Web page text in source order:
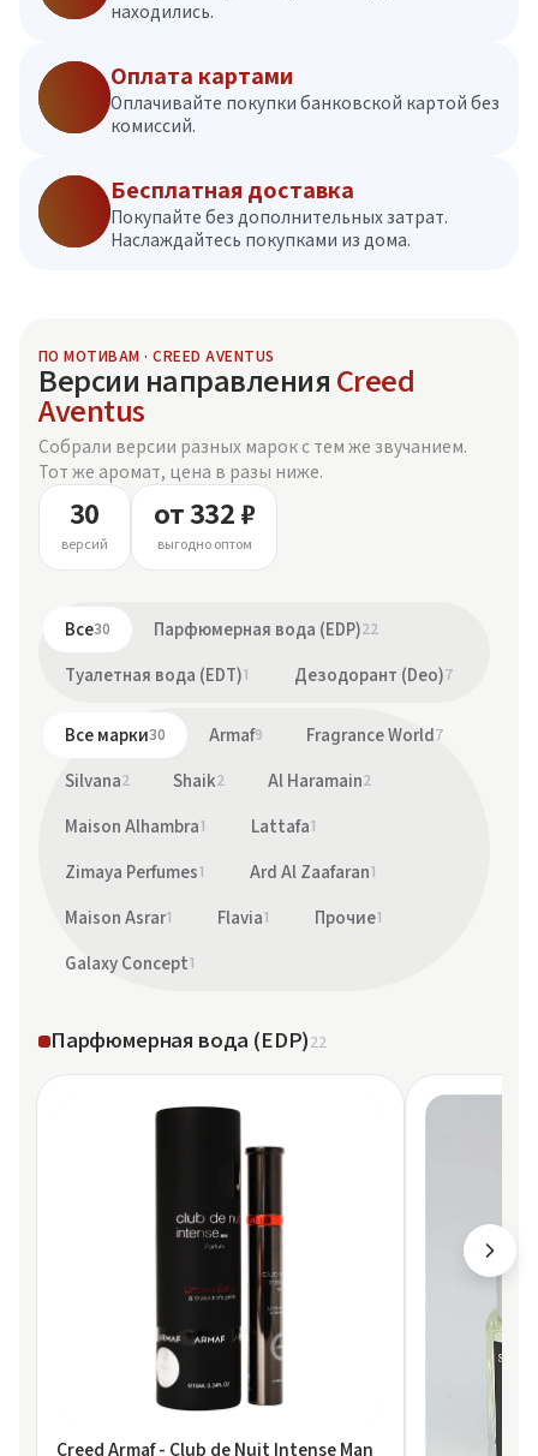
находились.
Оплата картами
Оплачивайте покупки банковской картой без
комиссий.
Бесплатная доставка
Покупайте без дополнительных затрат.
Наслаждайтесь покупками из дома.
ПО МОТИВАМ · CREED AVENTUS
Версии направления Creed
Aventus
Собрали версии разных марок с тем же звучанием.
Тот же аромат, цена в разы ниже.
30
версий
от 332 ₽
выгодно оптом
Все30 Парфюмерная вода (EDP)22
Туалетная вода (EDT)1 Дезодорант (Deo)7
Все марки30 Armaf9 Fragrance World 7
Silvana2 Shaik2 Al Haramain2
Maison Alhambra1 Lattafa1
Zimaya Perfumes1 Ard Al Zaafaran1
Maison Asrar1 Flavia1 Прочие1
Galaxy Concept1
Парфюмерная вода (EDP)22
Creed Armaf - Club de Nuit Intense Man